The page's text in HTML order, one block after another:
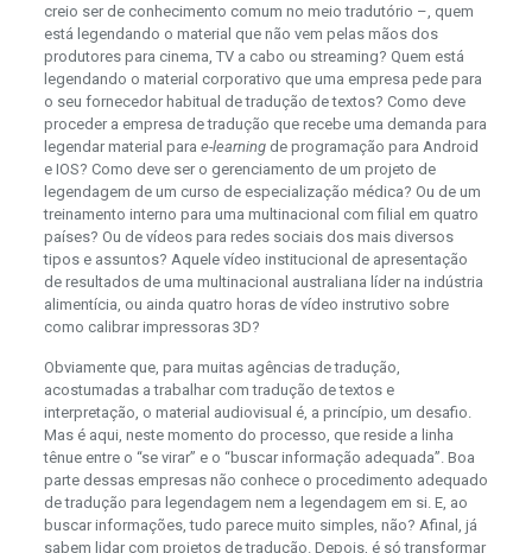
creio ser de conhecimento comum no meio tradutório –, quem
está legendando o material que não vem pelas mãos dos
produtores para cinema, TV a cabo ou streaming? Quem está
legendando o material corporativo que uma empresa pede para
o seu fornecedor habitual de tradução de textos? Como deve
proceder a empresa de tradução que recebe uma demanda para
legendar material para e-learningde programação para Android
e IOS? Como deve ser o gerenciamento de um projeto de
legendagem de um curso de especialização médica? Ou de um
treinamento interno para uma multinacional com filial em quatro
países? Ou de vídeos para redes sociais dos mais diversos
tipos e assuntos? Aquele vídeo institucional de apresentação
de resultados de uma multinacional australiana líder na indústria
alimentícia, ou ainda quatro horas de vídeo instrutivo sobre
como calibrar impressoras 3D?
Obviamente que, para muitas agências de tradução,
acostumadas a trabalhar com tradução de textos e
interpretação, o material audiovisual é, a princípio, um desafio.
Mas é aqui, neste momento do processo, que reside a linha
tênue entre o “se virar” e o “buscar informação adequada”. Boa
parte dessas empresas não conhece o procedimento adequado
de tradução para legendagem nem a legendagem em si. E, ao
buscar informações, tudo parece muito simples, não? Afinal, já
sabem lidar com projetos de tradução. Depois, é só transformar